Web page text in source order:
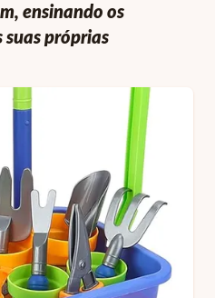
ensinando os
suas próprias